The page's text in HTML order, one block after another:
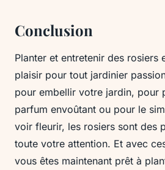
Conclusion
Planter et entretenir des rosiers
plaisir pour tout jardinier
pour embellir votre jardin, pour
parfum envoûtant ou pour le
voir fleurir, les rosiers sont des
toute votre attention. Et avec
vous êtes maintenant prêt à